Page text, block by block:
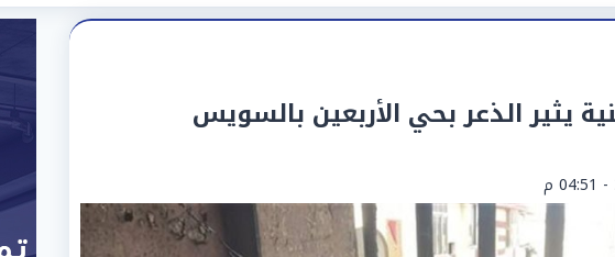
يثير الذعر بحي الأربعين بالسويس